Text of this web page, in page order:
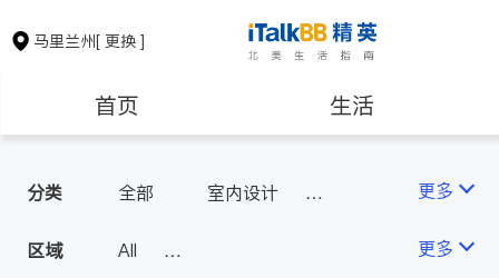
马里兰州[ 更换 ]
首页 生活
保险理财
分类 全部
室内设计
地板建材
更多
区域
All
更多